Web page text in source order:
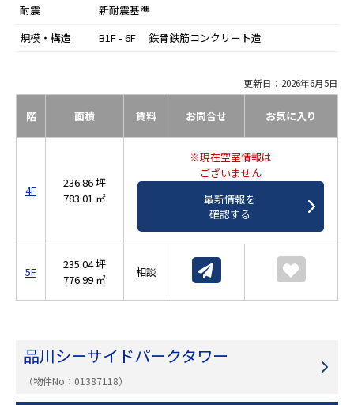
耐震
新耐震基準
規模・構造
B1F - 6F 鉄骨鉄筋コンクリート造
更新日：2026年6月5日
階 面積 賃料 お問合せ お気に入り
4F
236.86 坪
783.01 ㎡
※現在空室情報は
ございません
最新情報を
確認する
5F
235.04 坪
776.99 ㎡
相談
品川シーサイドパークタワー
（物件No：01387118）